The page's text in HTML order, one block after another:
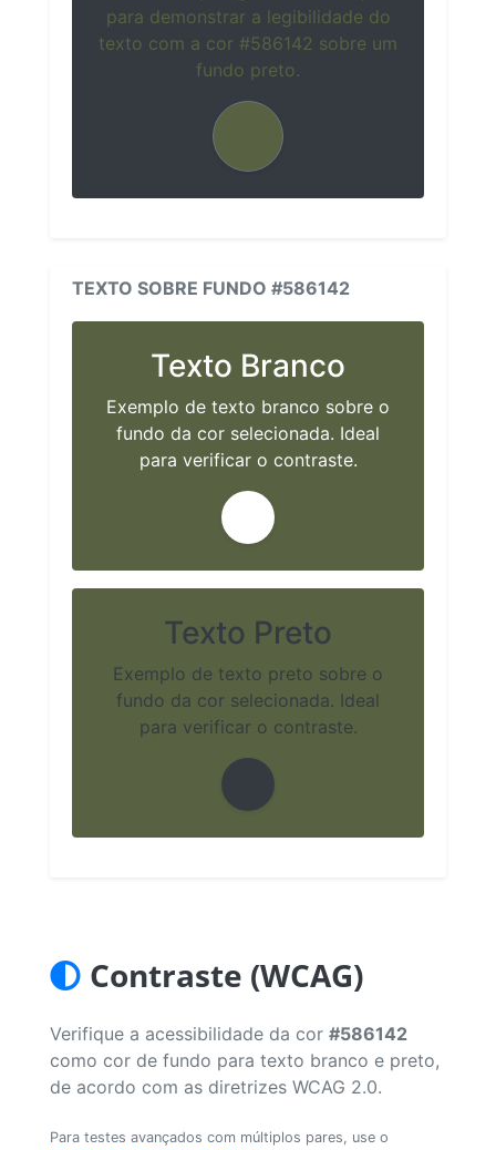
para demonstrar a legibilidade do
texto com a cor #586142 sobre um
fundo preto.
TEXTO SOBRE FUNDO #586142
Texto Branco
Exemplo de texto branco sobre o
fundo da cor selecionada. Ideal
para verificar o contraste.
Texto Preto
Exemplo de texto preto sobre o
fundo da cor selecionada. Ideal
para verificar o contraste.
Contraste (WCAG)
Verifique a acessibilidade da cor #586142
como cor de fundo para texto branco e preto,
de acordo com as diretrizes WCAG 2.0.
Para testes avançados com múltiplos pares, use o